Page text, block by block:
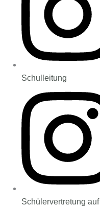
Schulleitung
Schülervertretung auf